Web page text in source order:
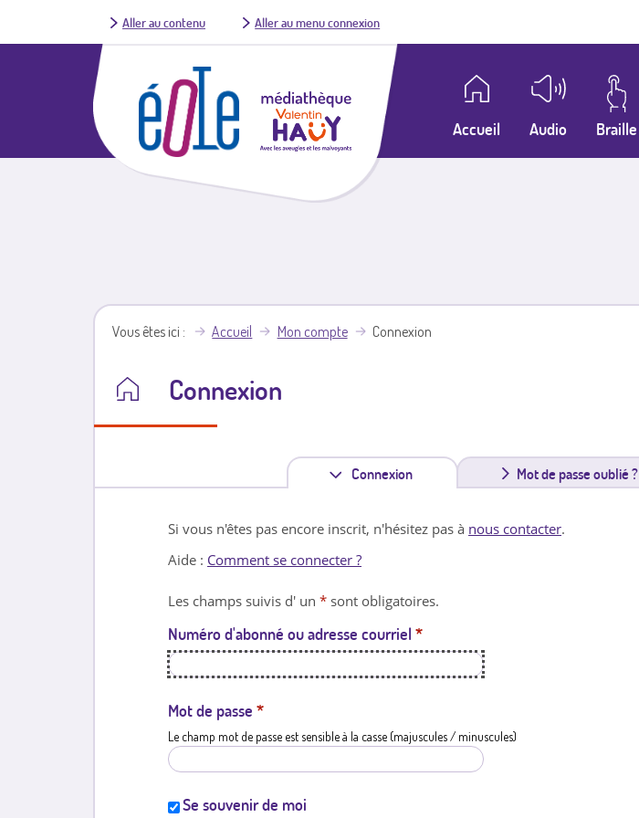
Aller au contenu Aller au menu connexion
Accueil Audio Braille
Vous êtes ici Accueil Mon compte Connexion
Connexion
Connexion
n
l
e
Mot de passe oublié ?
Si vous n'êtes pas encore inscrit, n'hésitez pas à nous contacter.
Aide : Comment se connecter ?
Les champs suivis d' un * sont obligatoires.
Numéro d'abonné ou adresse courriel *
Mot de passe *
Le champ mot de passe est sensible à la casse (majuscules / minuscules)
Se souvenir de moi